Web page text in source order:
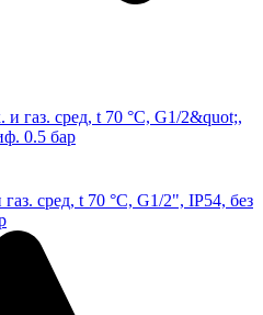
сред, t 70 °С, G1/2", IP54, без